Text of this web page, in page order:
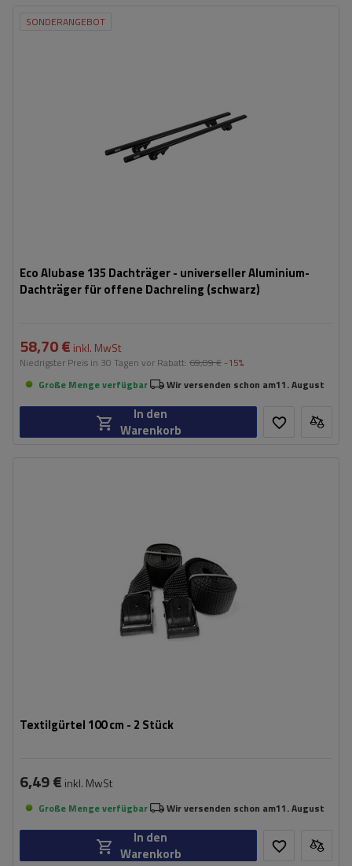
SONDERANGEBOT
Eco Alubase 135 Dachträger - universeller Aluminium-
Dachträger für offene Dachreling (schwarz)
58,70 € inkl. MwSt
Niedrigster Preis in 30 Tagen vor Rabatt: 69,09 € -15%
Große Menge verfügbar
Wir versenden schon am11. August
In den
Warenkorb
Textilgürtel 100 cm - 2 Stück
6,49 € inkl. MwSt
Große Menge verfügbar Wir versenden schon am11. August
In den
Warenkorb